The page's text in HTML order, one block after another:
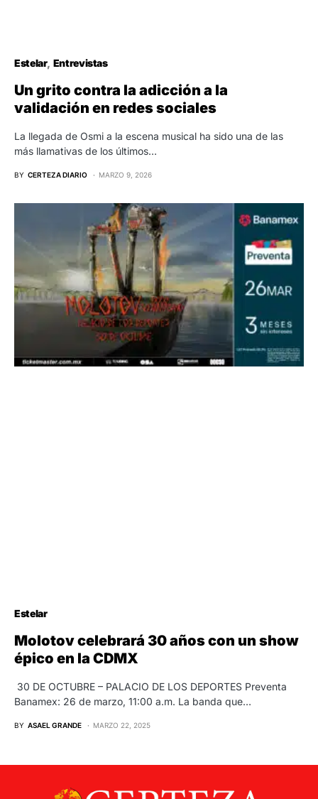
Estelar Entrevistas
Un grito contra la adicción a la
validación en redes sociales
La llegada de Osmi a la escena musical ha sido una de las
más llamativas de los últimos…
BY CERTEZA DIARIO MARZO 9, 2026
Estelar
Molotov celebrará 30 años con un show
épico en la CDMX
30 DE OCTUBRE – PALACIO DE LOS DEPORTES Preventa
Banamex: 26 de marzo, 11:00 a.m. La banda que…
BY ASAEL GRANDE MARZO 22, 2025